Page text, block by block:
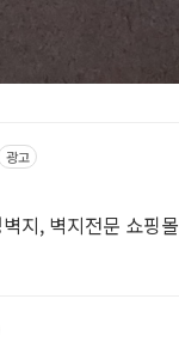
광고
지, 벽지전문 쇼핑